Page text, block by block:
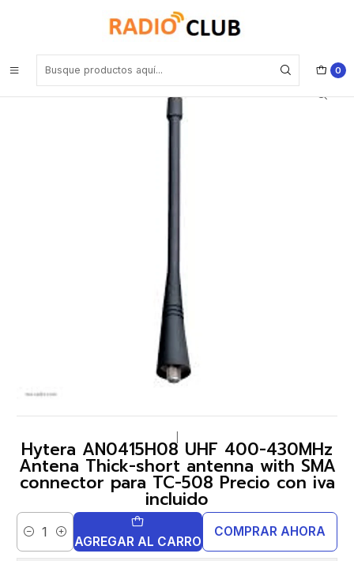
0
Hytera AN0415H08 UHF 400-430MHz Antena Thick-short antenna
with SMA connector para TC-508 Precio con iva incluido
Hytera AN0415H08 UHF 400-430MHz
Antena Thick-short antenna with SMA
connector para TC-508 Precio con iva
incluido
Cantidad AGREGAR AL CARRO
COMPRAR AHORA